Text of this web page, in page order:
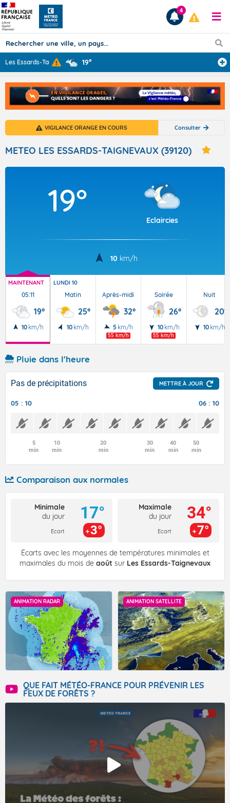
Prévisions
TOUS LES RÉSULTATS
Articles
4
Les Essards-Tai ... 19°
VIGILANCE ORANGE EN COURS Consulter
METEO LES ESSARDS-TAIGNEVAUX (39120)
19°
Eclaircies
10 km/h
MAINTENANT
05:11
19°
10 km/h
LUNDI 10
Matin
25°
10 km/h
Après-midi
32°
5 km/h
55 km/h
Soirée
26°
10 km/h
55 km/h
Nuit
20°
10 km/h
Pluie dans l'heure
Pas de précipitations METTRE À JOUR
05 : 10 06 : 10
5
min
10
min
20
min
30
min
40
min
50
min
Comparaison aux normales
Minimale
du jour
Ecart
17°
3°
Maximale
du jour
Ecart
34°
7°
Écarts avec les moyennes de températures minimales et
maximales du mois de août sur Les Essards-Taignevaux
ANIMATION RADAR ANIMATION SATELLITE
QUE FAIT MÉTÉO-FRANCE POUR PRÉVENIR LES
FEUX DE FORÊTS ?